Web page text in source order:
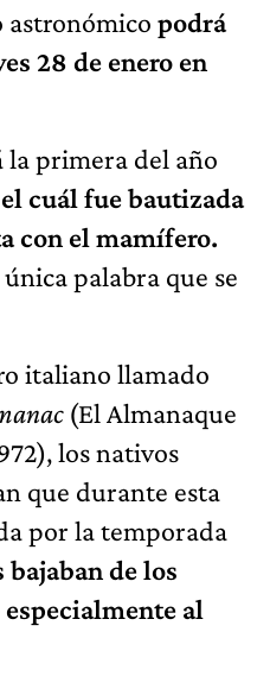
astronómico podrá
28 de enero en
la primera del año
cuál fue bautizada
con el mamífero.
palabra que se
italiano llamado
(El Almanaque
los nativos
que durante esta
por la temporada
bajaban de los
al